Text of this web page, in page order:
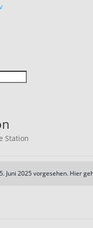
Station
Juni 2025 vorgesehen. Hier